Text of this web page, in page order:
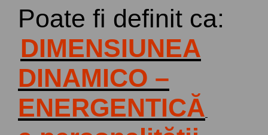
Poate fi definit ca:
DIMENSIUNEA
DINAMICO –
ENERGENTICĂ